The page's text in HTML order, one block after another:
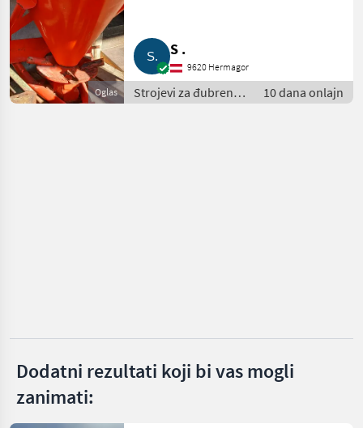
KATEGORIJU
Pöttinger
Rauch
Ponude
Oglas
S .
9620 Hermagor
Strojevi za đubrenje,
gnojenje i
10 dana onlajn
Dodatni rezultati koji bi vas mogli
zanimati: